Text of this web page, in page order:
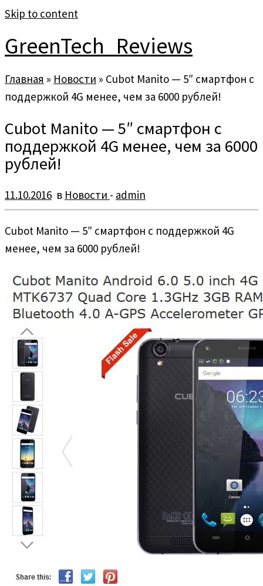
Skip to content
GreenTech_Reviews
Главная » Новости » Cubot Manito — 5″ смартфон с
поддержкой 4G менее, чем за 6000 рублей!
Cubot Manito — 5″ смартфон с
поддержкой 4G менее, чем за 6000
рублей!
11.10.2016 в Новости - admin
Cubot Manito — 5″ смартфон с поддержкой 4G
менее, чем за 6000 рублей!